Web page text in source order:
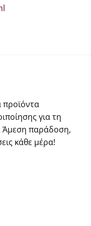
προϊόντα
για τη
Άμεση παράδοση,
κάθε μέρα!